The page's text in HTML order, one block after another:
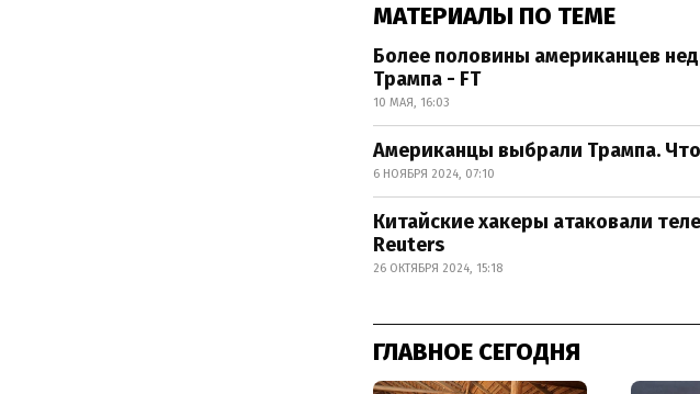
МАТЕРИАЛЫ ПО ТЕМЕ
Более половины американцев
Трампа - FT
10 МАЯ, 16:03
Американцы выбрали Трампа.
6 НОЯБРЯ 2024, 07:10
Китайские хакеры атаковали
Reuters
26 ОКТЯБРЯ 2024, 15:18
ГЛАВНОЕ СЕГОДНЯ